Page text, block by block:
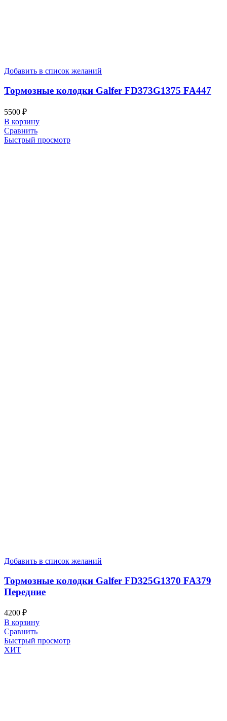
Добавить в список желаний
Тормозные колодки Galfer FD373G1375 FA447
5500 ₽
В корзину
Сравнить
Быстрый просмотр
Добавить в список желаний
Тормозные колодки Galfer FD325G1370 FA379
Передние
4200 ₽
В корзину
Сравнить
Быстрый просмотр
ХИТ